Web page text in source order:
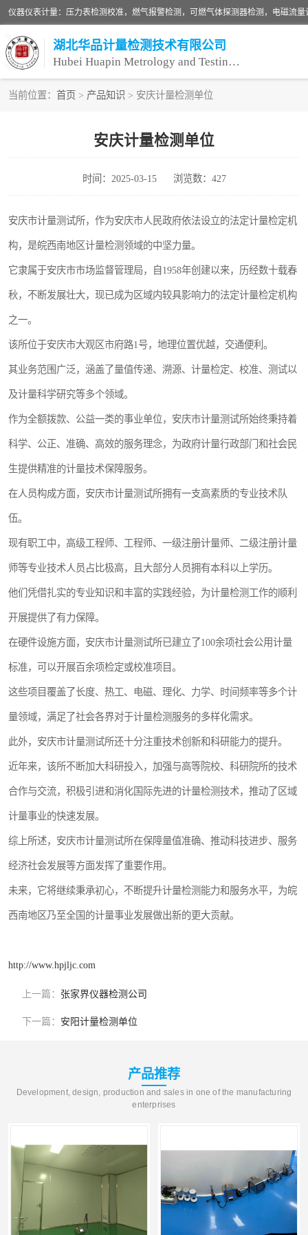
湖北华品计量检测技术有限公司
Hubei Huapin Metrology and Testing Technology Co. , Ltd.
当前位置： 首页 > 产品知识 > 安庆计量检测单位
安庆计量检测单位
时间：2025-03-15 浏览数：427
安庆市计量测试所，作为安庆市人民政府依法设立的法定计量检定机
构，是皖西南地区计量检测领域的中坚力量。
它隶属于安庆市市场监督管理局，自1958年创建以来，历经数十载春
秋，不断发展壮大，现已成为区域内较具影响力的法定计量检定机构
之一。
该所位于安庆市大观区市府路1号，地理位置优越，交通便利。
其业务范围广泛，涵盖了量值传递、溯源、计量检定、校准、测试以
及计量科学研究等多个领域。
作为全额拨款、公益一类的事业单位，安庆市计量测试所始终秉持着
科学、公正、准确、高效的服务理念，为政府计量行政部门和社会民
生提供精准的计量技术保障服务。
在人员构成方面，安庆市计量测试所拥有一支高素质的专业技术队
伍。
现有职工中，高级工程师、工程师、一级注册计量师、二级注册计量
师等专业技术人员占比极高，且大部分人员拥有本科以上学历。
他们凭借扎实的专业知识和丰富的实践经验，为计量检测工作的顺利
开展提供了有力保障。
在硬件设施方面，安庆市计量测试所已建立了100余项社会公用计量
标准，可以开展百余项检定或校准项目。
这些项目覆盖了长度、热工、电磁、理化、力学、时间频率等多个计
量领域，满足了社会各界对于计量检测服务的多样化需求。
此外，安庆市计量测试所还十分注重技术创新和科研能力的提升。
近年来，该所不断加大科研投入，加强与高等院校、科研院所的技术
合作与交流，积极引进和消化国际先进的计量检测技术，推动了区域
计量事业的快速发展。
综上所述，安庆市计量测试所在保障量值准确、推动科技进步、服务
经济社会发展等方面发挥了重要作用。
未来，它将继续秉承初心，不断提升计量检测能力和服务水平，为皖
西南地区乃至全国的计量事业发展做出新的更大贡献。
http://www.hpjljc.com
上一篇： 张家界仪器检测公司
下一篇： 安阳计量检测单位
产品推荐
Development, design, production and sales in one of the manufacturing
enterprises
压力表校准